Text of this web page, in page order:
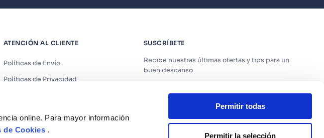
online. Para mayor información
de Cookies .
Permitir todas
Permitir la selección
ATENCIÓN AL CLIENTE
Políticas de Envío
Políticas de Privacidad
Términos y Condiciones
SUSCRÍBETE
Recibe nuestras últimas ofertas y tips para un
buen descanso
Acepto losTérminos y CondicionesyPolítica